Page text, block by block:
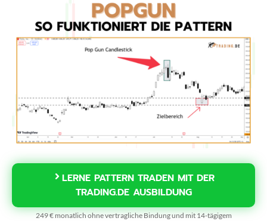
LERNE PATTERN TRADEN MIT DER
TRADING.DE AUSBILDUNG
249 € monatlich ohne vertragliche Bindung und mit 14-tägigem